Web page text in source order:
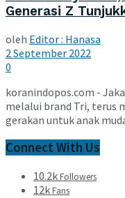
Generasi Z
oleh Editor : Hanasa
2 September 2022
0
koranindopos.com -
melalui brand Tri, terus
gerakan untuk anak
Connect With Us
10.2kFollowers
12kFans